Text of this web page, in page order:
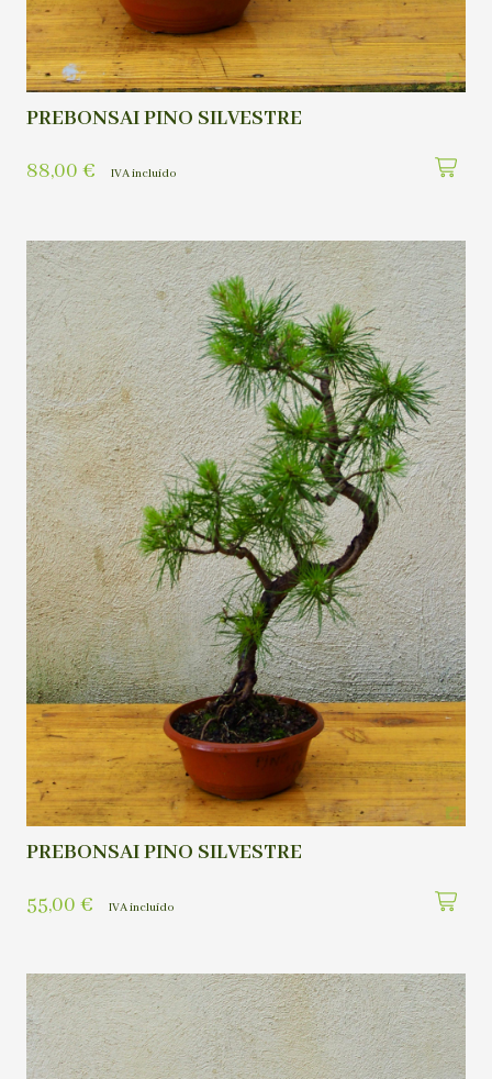
PREBONSAI PINO SILVESTRE
88,00 € IVA incluído
PREBONSAI PINO SILVESTRE
55,00 € IVA incluído